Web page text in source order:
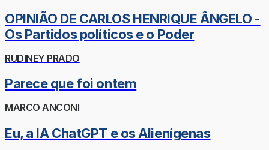
OPINIÃO DE CARLOS HENRIQUE ÂNGELO -
Os Partidos políticos e o Poder
RUDINEY PRADO
Parece que foi ontem
MARCO ANCONI
Eu, a IA ChatGPT e os Alienígenas